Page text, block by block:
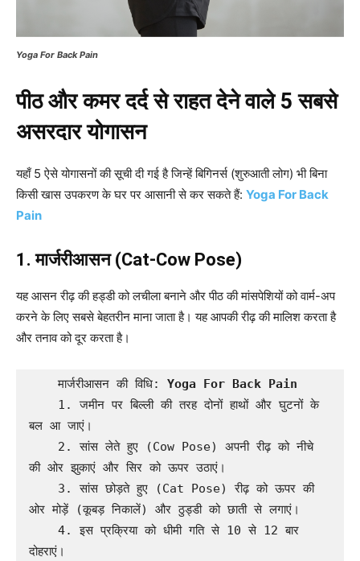
Yoga For Back Pain
पीठ और कमर दर्द से राहत देने वाले 5 सबसे
असरदार योगासन
यहाँ 5 ऐसे योगासनों की सूची दी गई है जिन्हें बिगिनर्स (शुरुआती लोग) भी बिना
किसी खास उपकरण के घर पर आसानी से कर सकते हैं: Yoga For Back
Pain
1. मार्जरीआसन (Cat-Cow Pose)
यह आसन रीढ़ की हड्डी को लचीला बनाने और पीठ की मांसपेशियों को वार्म-अप
करने के लिए सबसे बेहतरीन माना जाता है। यह आपकी रीढ़ की मालिश करता है
और तनाव को दूर करता है।
    मार्जरीआसन की विधि:
Yoga For Back Pain
बल आ जाएं।
की ओर झुकाएं और सिर को ऊपर उठाएं।
ओर मोड़ें (कूबड़ निकालें) और ठुड्डी को छाती से लगाएं।